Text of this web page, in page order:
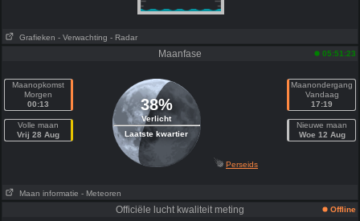
Grafieken - Verwachting - Radar
Maanfase 05:51:23
Maanopkomst
Morgen
00:13
Volle maan
Vrij 28 Aug
38%
Verlicht
Laatste kwartier
Maanondergang
Vandaag
17:19
Nieuwe maan
Woe 12 Aug
Perseids
Maan informatie - Meteoren
Officiële lucht kwaliteit meting Offline